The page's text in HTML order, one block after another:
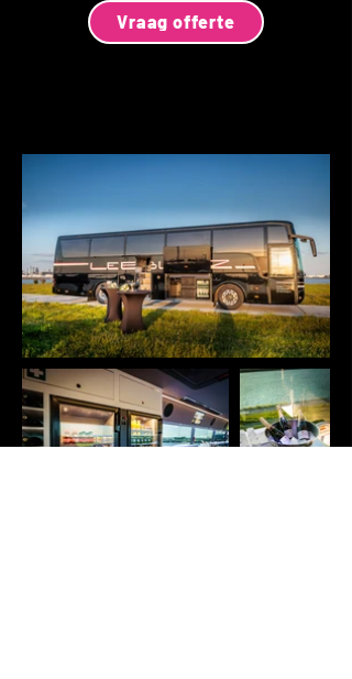
Vraag offerte